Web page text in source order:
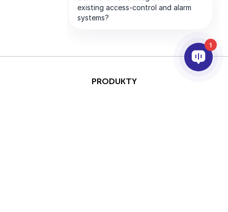
PRODUKTY
1